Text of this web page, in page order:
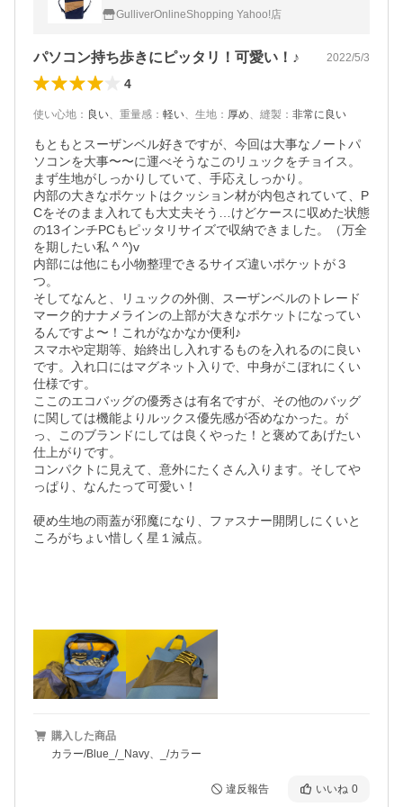
ロン 軽量 PC収納 北欧
GulliverOnlineShopping Yahoo!店
パソコン持ち歩きにピッタリ！可愛い！♪ 2022/5/3
4
使い心地 ： 良い、 重量感 ： 軽い、 生地 ： 厚め、 縫製 ： 非常に良い
もともとスーザンベル好きですが、今回は大事なノートパ
ソコンを大事〜〜に運べそうなこのリュックをチョイス。
まず生地がしっかりしていて、手応えしっかり。
内部の大きなポケットはクッション材が内包されていて、P
Cをそのまま入れても大丈夫そう…けどケースに収めた状態
の13インチPCもピッタリサイズで収納できました。（万全
を期したい私 ^ ^)v
内部には他にも小物整理できるサイズ違いポケットが３
つ。
そしてなんと、リュックの外側、スーザンベルのトレード
マーク的ナナメラインの上部が大きなポケットになってい
るんですよ〜！これがなかなか便利♪
スマホや定期等、始終出し入れするものを入れるのに良い
です。入れ口にはマグネット入りで、中身がこぼれにくい
仕様です。
ここのエコバッグの優秀さは有名ですが、その他のバッグ
に関しては機能よりルックス優先感が否めなかった。が
っ、このブランドにしては良くやった！と褒めてあげたい
仕上がりです。
コンパクトに見えて、意外にたくさん入ります。そしてや
っぱり、なんたって可愛い！
硬め生地の雨蓋が邪魔になり、ファスナー開閉しにくいと
ころがちょい惜しく星１減点。
購入した商品
カラー/Blue_/_Navy、_/カラー
違反報告 いいね 0